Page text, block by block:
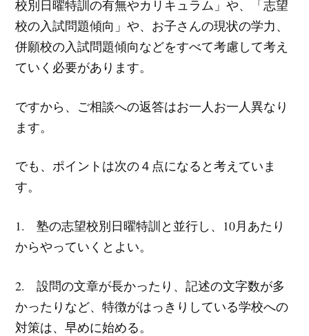
校別日曜特訓の有無やカリキュラム」や、「志望
校の入試問題傾向」や、お子さんの現状の学力、
併願校の入試問題傾向などをすべて考慮して考え
ていく必要があります。
ですから、ご相談への返答はお一人お一人異なり
ます。
でも、ポイントは次の４点になると考えていま
す。
1. 塾の志望校別日曜特訓と並行し、10月あたり
からやっていくとよい。
2. 設問の文章が長かったり、記述の文字数が多
かったりなど、特徴がはっきりしている学校への
対策は、早めに始める。